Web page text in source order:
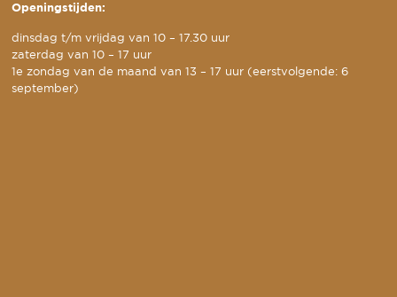
Openingstijden:
dinsdag t/m vrijdag van 10 – 17.30 uur
zaterdag van 10 – 17 uur
1e zondag van de maand van 13 – 17 uur (eerstvolgende: 6
september)